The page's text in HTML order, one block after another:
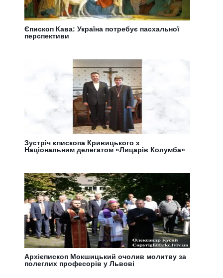
Єпископ Кава: Україна потребує пасхальної
перспективи
Зустріч єпископа Кривицького з
Національним делегатом «Лицарів Колумба»
Архієпископ Мокшицький очолив молитву за
полеглих професорів у Львові